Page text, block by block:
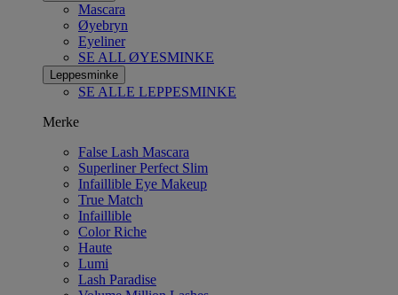
Mascara
Øyebryn
Eyeliner
SE ALL ØYESMINKE
Leppesminke
SE ALLE LEPPESMINKE
Merke
False Lash Mascara
Superliner Perfect Slim
Infaillible Eye Makeup
True Match
Infaillible
Color Riche
Haute
Lumi
Lash Paradise